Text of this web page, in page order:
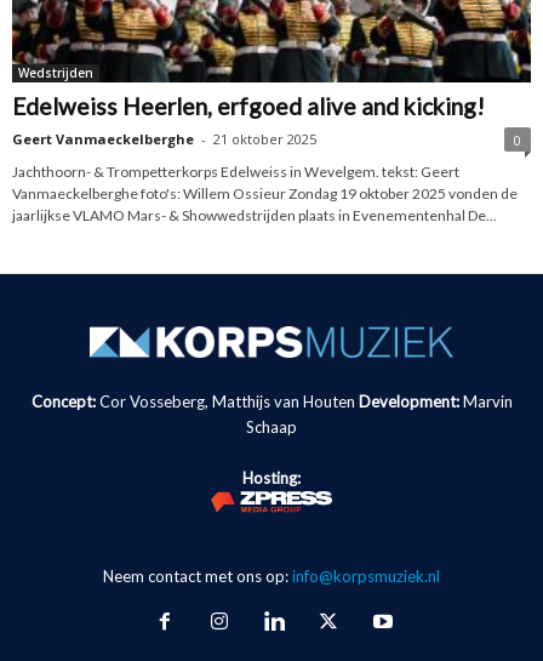
Wedstrijden
Edelweiss Heerlen, erfgoed alive and kicking!
Geert Vanmaeckelberghe - 21 oktober 2025
0
Jachthoorn- & Trompetterkorps Edelweiss in Wevelgem. tekst: Geert
Vanmaeckelberghe foto's: Willem Ossieur Zondag 19 oktober 2025 vonden de
jaarlijkse VLAMO Mars- & Showwedstrijden plaats in Evenementenhal De...
Concept:Cor Vosseberg, Matthijs van Houten Development: Marvin
Schaap
Hosting:
Neem contact met ons op:info@korpsmuziek.nl